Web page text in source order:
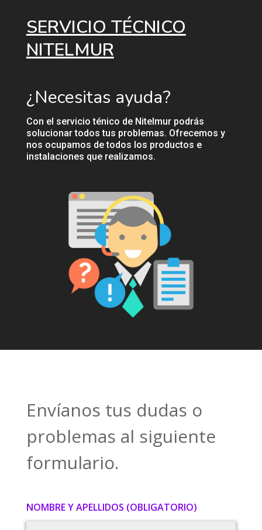
SERVICIO TÉCNICO
NITELMUR
¿Necesitas ayuda?
Con el servicio ténico de Nitelmur podrás
solucionar todos tus problemas. Ofrecemos y
nos ocupamos de todos los productos e
instalaciones que realizamos.
Envíanos tus dudas o
problemas al siguiente
formulario.
NOMBRE Y APELLIDOS (OBLIGATORIO)